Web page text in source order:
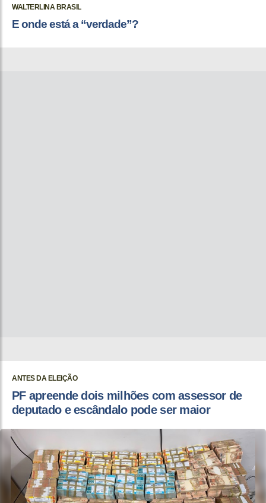
WALTERLINA BRASIL
E onde está a “verdade”?
ANTES DA ELEIÇÃO
PF apreende dois milhões com assessor de
deputado e escândalo pode ser maior